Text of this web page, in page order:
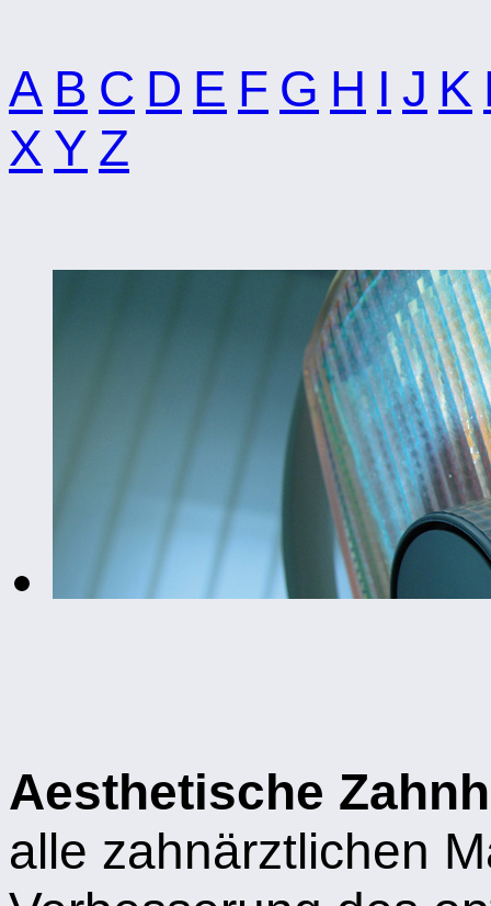
A B C D E F G H I J K
X Y Z
Aesthetische
alle zahnärztlichen